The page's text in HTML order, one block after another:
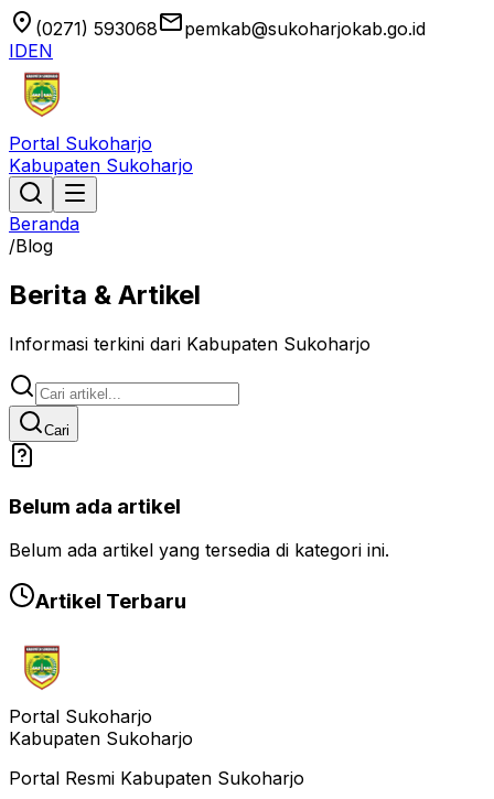
location_on (0271) 593068emailpemkab@sukoharjokab.go.id
IDEN
Portal Sukoharjo
Kabupaten Sukoharjo
Beranda
/Blog
Berita & Artikel
Informasi terkini dari Kabupaten Sukoharjo
Cari
Belum ada artikel
Belum ada artikel yang tersedia di kategori ini.
Artikel Terbaru
Portal Sukoharjo
Kabupaten Sukoharjo
Portal Resmi Kabupaten Sukoharjo